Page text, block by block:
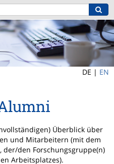
DE | EN
Überblick über
und Mitarbeitern (mit dem
der/den Forschungsgruppe(n)
Arbeitsplatzes).